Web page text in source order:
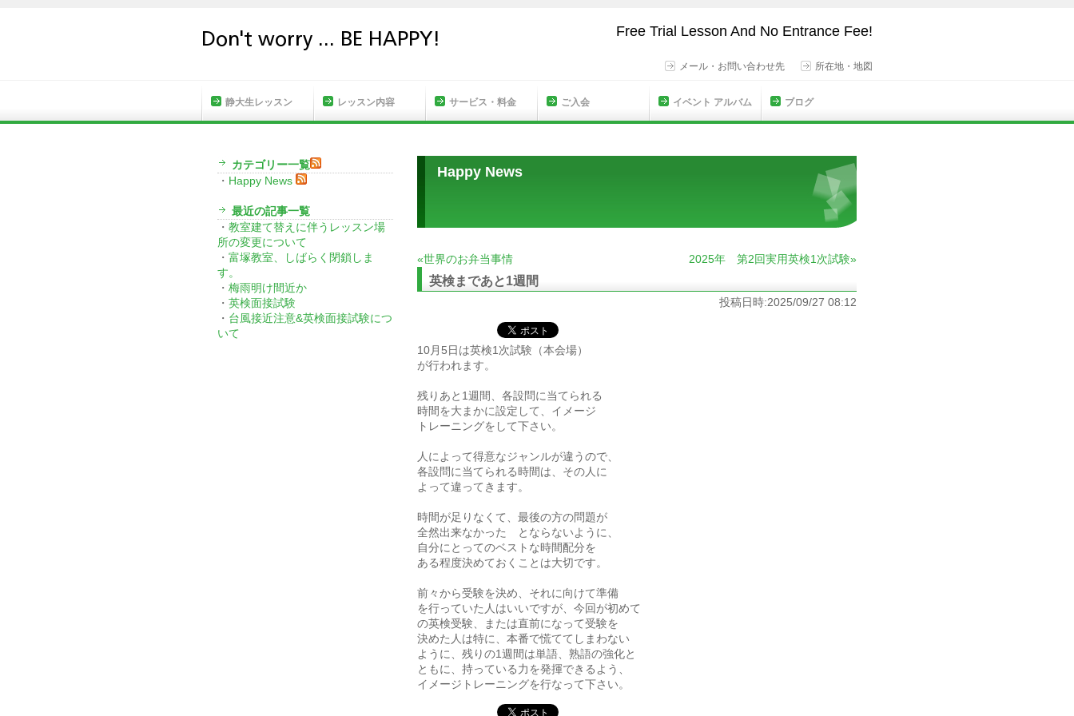
Free Trial Lesson And No Entrance Fee!
メール・お問い合わせ先 所在地・地図
HOME レッスン内容 サービス・料金 ご入会 イベント アルバム ブログ
静大生レッスン
Happy News
«世界のお弁当事情 2025年 第2回実用英検1次試験»
英検まであと1週間
投稿日時:2025/09/27 08:12
10月5日は英検1次試験（本会場）
が行われます。
残りあと1週間、各設問に当てられる
時間を大まかに設定して、イメージ
トレーニングをして下さい。
人によって得意なジャンルが違うので、
各設問に当てられる時間は、その人に
よって違ってきます。
時間が足りなくて、最後の方の問題が
全然出来なかった とならないように、
自分にとってのベストな時間配分を
ある程度決めておくことは大切です。
前々から受験を決め、それに向けて準備
を行っていた人はいいですが、今回が初めて
の英検受験、または直前になって受験を
決めた人は特に、本番で慌ててしまわない
ように、残りの1週間は単語、熟語の強化と
ともに、持っている力を発揮できるよう、
イメージトレーニングを行なって下さい。
カテゴリー一覧
・ Happy News
最近の記事一覧
・ 教室建て替えに伴うレッスン場
所の変更について
・ 富塚教室、しばらく閉鎖しま
す。
・ 梅雨明け間近か
・ 英検面接試験
・ 台風接近注意&英検面接試験につ
いて